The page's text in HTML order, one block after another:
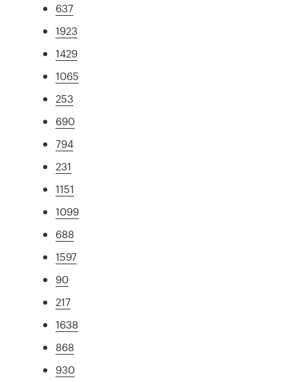
637
1923
1429
1065
253
690
794
231
1151
1099
688
1597
90
217
1638
868
930